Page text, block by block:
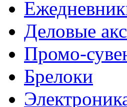
Деловые
Промо-
Брелоки